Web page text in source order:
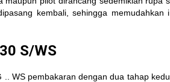
kembali, sehingga memudahkan
S/WS
WS pembakaran dengan dua tahap